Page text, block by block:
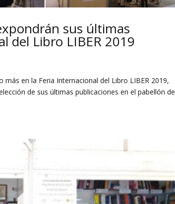
sus últimas
del Libro LIBER 2019
más en la Feria Internacional del Libro LIBER 2019,
de sus últimas publicaciones en el pabellón de